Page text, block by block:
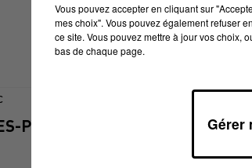
PYRÉNÉES DU 06/07/2026 À
Vous pouvez accepter en cliquant sur
mes choix". Vous pouvez également refuser
ce site. Vous pouvez mettre à jour vos choix,
bas de chaque page.
Gérer